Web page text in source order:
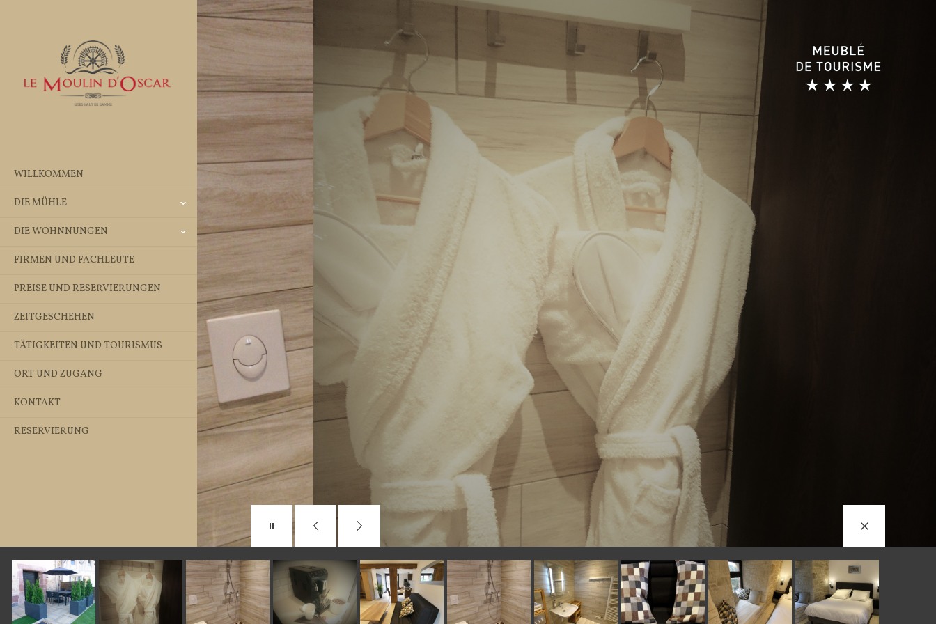
WILLKOMMEN
DIE MÜHLE
DIE WOHNNUNGEN
FIRMEN UND FACHLEUTE
PREISE UND RESERVIERUNGEN
ZEITGESCHEHEN
TÄTIGKEITEN UND TOURISMUS
ORT UND ZUGANG
KONTAKT
RESERVIERUNG